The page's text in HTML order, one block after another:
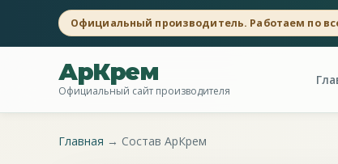
Официальный производитель. Работаем по
АрКрем
Официальный сайт производителя
Главная → Состав АрКрем